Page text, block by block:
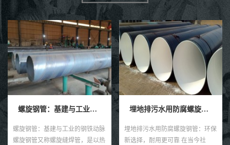
螺旋钢管：基建与工业的钢铁动脉
与工业的钢铁动脉
旋缝焊管，是以热
埋地排污水用防腐螺旋钢管
埋地排污水用防腐螺旋钢管：环保
新选择，耐用更可靠 在当今社
埋地给水
埋地给水用防
种高效且耐用